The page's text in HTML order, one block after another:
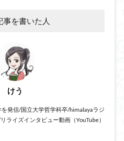
事を書いた人
けう
発信/国立大学哲学科卒/himalayaラジ
ライズインタビュー動画（YouTube）